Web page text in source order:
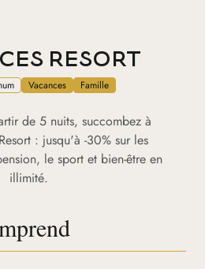
RESORT
Vacances Famille
de 5 nuits, succombez à
: jusqu'à -30% sur les
le sport et bien-être en
illimité.